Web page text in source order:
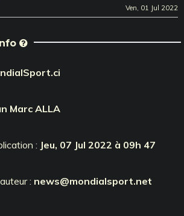
Ven, 01 Jul 2022
Marc ALLA
: Jeu, 07 Jul 2022 à 09h 47
: news@mondialsport.net